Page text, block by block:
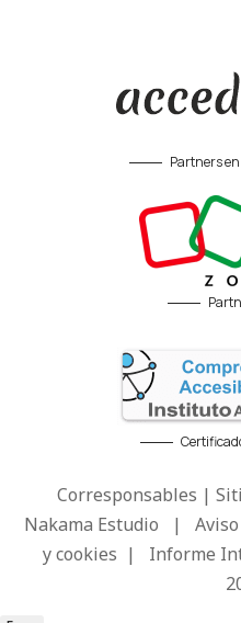
Partners en
Corresponsables |
Nakama Estudio |
y cookies | Informe